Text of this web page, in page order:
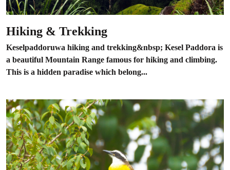
Hiking & Trekking
Keselpaddoruwa hiking and trekking&nbsp; Kesel Paddora is
a beautiful Mountain Range famous for hiking and climbing.
This is a hidden paradise which belong...